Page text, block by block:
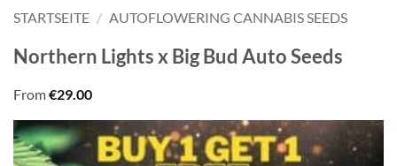
STARTSEITE / AUTOFLOWERING CANNABIS SEEDS
Northern Lights x Big Bud Auto Seeds
From€29.00